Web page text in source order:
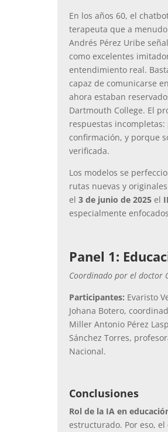
En los años 60, el
terapeuta que a
Andrés Pérez Uribe
como excelentes
entendimiento real.
capaz de comunicarse
ahora estaban
Dartmouth College. El
respuestas
confirmación, y porque
verificada.
Los modelos se
rutas nuevas y
el 3 de junio de 2025 el
especialmente
Panel 1:
Coordinado por el doctor
Participantes: Evaristo
Johana Botero,
Miller Antonio Pérez
Sánchez Torres,
Nacional.
Conclusiones
Rol de la IA en
estructurado. Por eso,